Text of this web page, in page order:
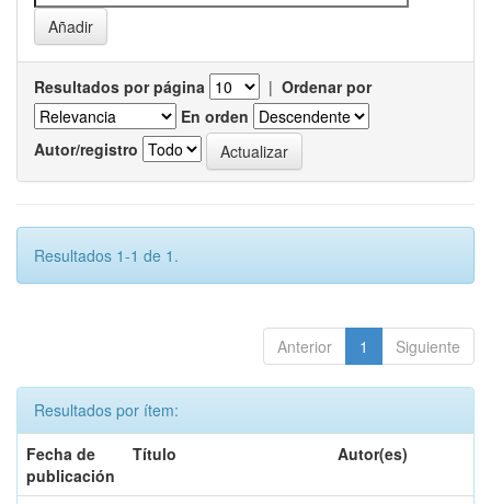
Resultados por página | Ordenar por
En orden
Autor/registro
Resultados 1-1 de 1.
Anterior 1 Siguiente
Resultados por ítem:
Fecha de
publicación
Título Autor(es)